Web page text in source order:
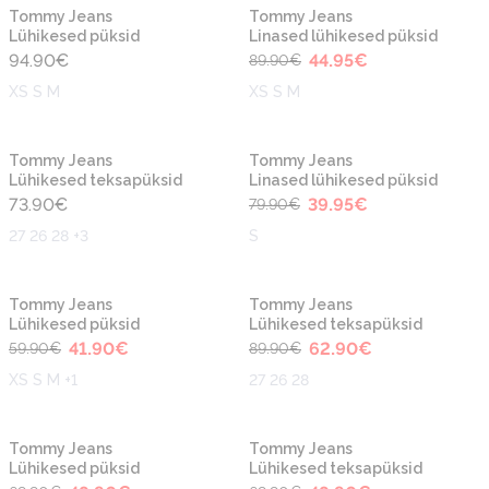
Tommy Jeans
Lühikesed püksid
94.90€
XS S M
Tommy Jeans
Linased lühikesed püksid
89.90€ 44.95€
XS S M
Tommy Jeans
Lühikesed teksapüksid
73.90€
27 26 28 +3
Tommy Jeans
Linased lühikesed püksid
79.90€ 39.95€
S
Tommy Jeans
Lühikesed püksid
59.90€ 41.90€
XS S M +1
Tommy Jeans
Lühikesed teksapüksid
89.90€ 62.90€
27 26 28
Tommy Jeans
Lühikesed püksid
Tommy Jeans
Lühikesed teksapüksid